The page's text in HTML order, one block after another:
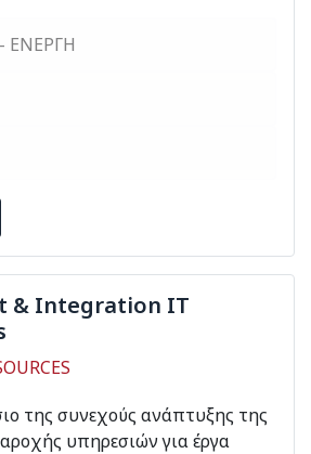
ΕΝΕΡΓΗ
& Integration ΙΤ
της συνεχούς ανάπτυξης της
υπηρεσιών για έργα